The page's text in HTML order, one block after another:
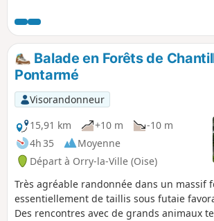
Balade en Forêts de
Pontarmé
Visorandonneur
15,91 km
+10 m
-10 m
4h 35
Moyenne
Départ à Orry-la-Ville (Oise)
Très agréable randonnée dans un massif
essentiellement de taillis sous futaie
Des rencontres avec de grands animaux